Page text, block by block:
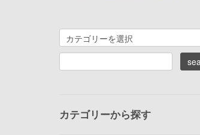
カテゴリーから探す